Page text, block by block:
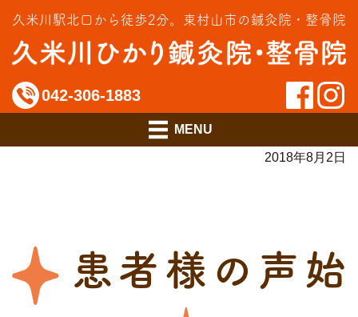
久米川駅北口から徒歩2分。 東村山市の鍼灸院・整骨院
042-306-1883
料金のご案内
アクセス
2018年8月2日
患者様の声始